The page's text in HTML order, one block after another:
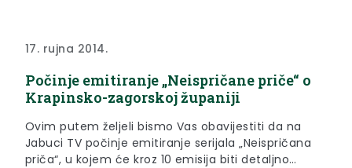
17. rujna 2014.
Počinje emitiranje „Neispričane priče“ o
Krapinsko-zagorskoj županiji
Ovim putem željeli bismo Vas obavijestiti da na
Jabuci TV počinje emitiranje serijala „Neispričana
priča“, u kojem će kroz 10 emisija biti detaljno